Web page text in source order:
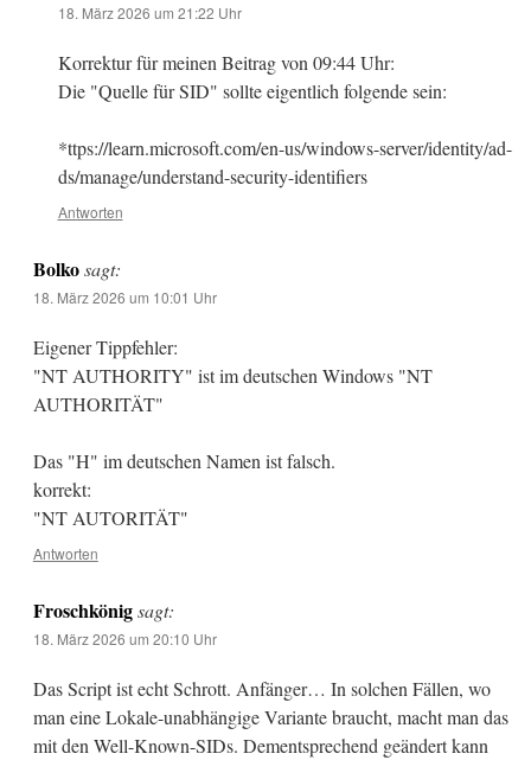
18. März 2026 um 21:22 Uhr
Korrektur für meinen Beitrag von 09:44 Uhr:
Die "Quelle für SID" sollte eigentlich folgende sein:
*ttps://learn.microsoft.com/en-us/windows-server/identity/ad-
ds/manage/understand-security-identifiers
Antworten
Bolko sagt:
18. März 2026 um 10:01 Uhr
Eigener Tippfehler:
"NT AUTHORITY" ist im deutschen Windows "NT
AUTHORITÄT"
Das "H" im deutschen Namen ist falsch.
korrekt:
"NT AUTORITÄT"
Antworten
Froschkönig sagt:
18. März 2026 um 20:10 Uhr
Das Script ist echt Schrott. Anfänger… In solchen Fällen, wo
man eine Lokale-unabhängige Variante braucht, macht man das
mit den Well-Known-SIDs. Dementsprechend geändert kann